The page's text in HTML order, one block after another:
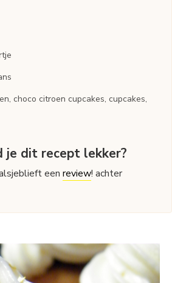
choco citroen cupcakes, cupcakes,
je dit recept lekker?
eenreview! achter